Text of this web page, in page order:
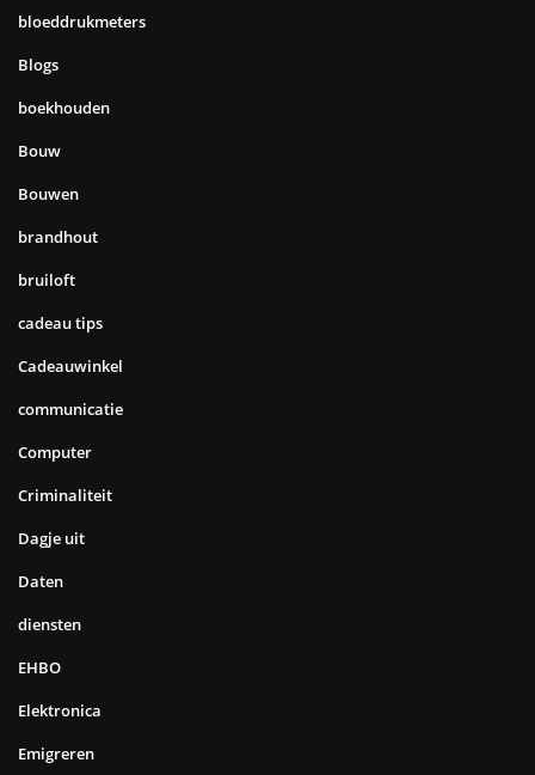
bloeddrukmeters
Blogs
boekhouden
Bouw
Bouwen
brandhout
bruiloft
cadeau tips
Cadeauwinkel
communicatie
Computer
Criminaliteit
Dagje uit
Daten
diensten
EHBO
Elektronica
Emigreren